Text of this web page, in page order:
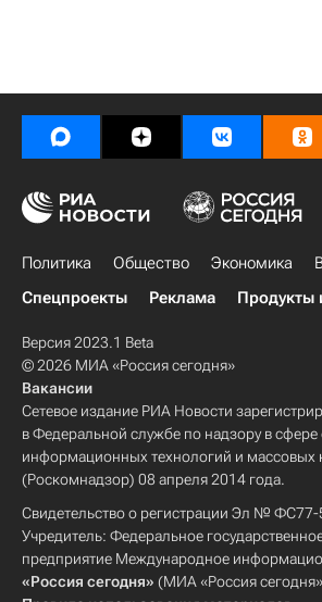
Политика Общество Экономика
Спецпроекты
Реклама Продукты
Версия 2023.1 Beta
© 2026 МИА «Россия сегодня»
Вакансии
Сетевое издание РИА Новости
в Федеральной службе по надзору в сфере
информационных технологий и массовых
(Роскомнадзор) 08 апреля 2014 года.
Свидетельство о регистрации Эл №
Учредитель: Федеральное
предприятие Международное
«Россия сегодня» (МИА «Россия